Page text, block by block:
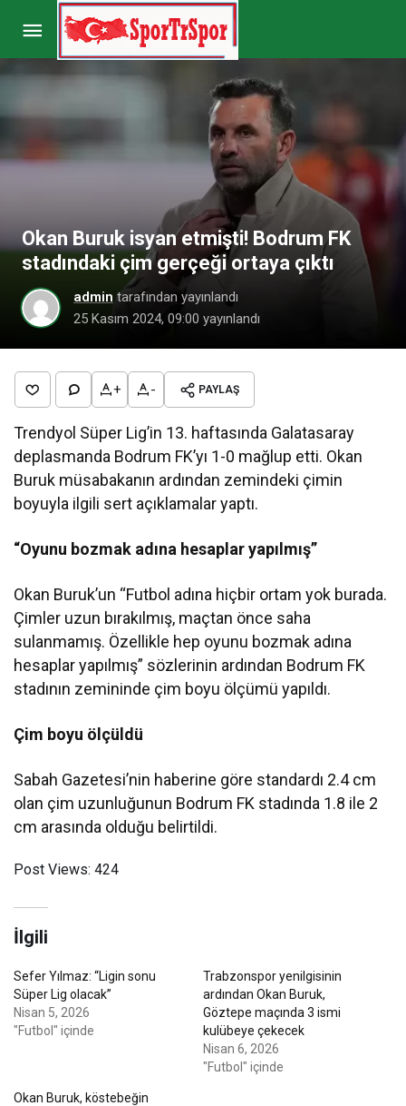
Okan Buruk isyan etmişti! Bodrum FK
stadındaki çim gerçeği ortaya çıktı
admin tarafından yayınlandı
25 Kasım 2024, 09:00 yayınlandı
+ - PAYLAŞ
Trendyol Süper Lig’in 13. haftasında Galatasaray
deplasmanda Bodrum FK’yı 1-0 mağlup etti. Okan
Buruk müsabakanın ardından zemindeki çimin
boyuyla ilgili sert açıklamalar yaptı.
“Oyunu bozmak adına hesaplar yapılmış”
Okan Buruk’un “Futbol adına hiçbir ortam yok burada.
Çimler uzun bırakılmış, maçtan önce saha
sulanmamış. Özellikle hep oyunu bozmak adına
hesaplar yapılmış” sözlerinin ardından Bodrum FK
stadının zemininde çim boyu ölçümü yapıldı.
Çim boyu ölçüldü
Sabah Gazetesi’nin haberine göre standardı 2.4 cm
olan çim uzunluğunun Bodrum FK stadında 1.8 ile 2
cm arasında olduğu belirtildi.
Post Views: 424
İlgili
Sefer Yılmaz: “Ligin sonu
Süper Lig olacak”
Nisan 5, 2026
"Futbol" içinde
Trabzonspor yenilgisinin
ardından Okan Buruk,
Göztepe maçında 3 ismi
kulübeye çekecek
Nisan 6, 2026
"Futbol" içinde
Okan Buruk, köstebeğin
CANLI| Leganes- Real Madrid maçını canlı izle
(Maç linki)
Yorum Yap